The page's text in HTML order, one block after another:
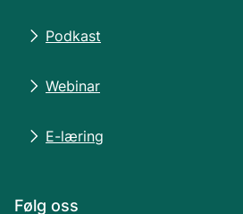
Podkast
Webinar
E-læring
Følg oss